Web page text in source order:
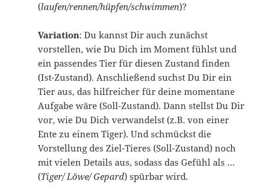
(laufen/rennen/hüpfen/schwimmen)?
Variation: Du kannst Dir auch zunächst
vorstellen, wie Du Dich im Moment fühlst und
ein passendes Tier für diesen Zustand finden
(Ist-Zustand). Anschließend suchst Du Dir ein
Tier aus, das hilfreicher für deine momentane
Aufgabe wäre (Soll-Zustand). Dann stellst Du Dir
vor, wie Du Dich verwandelst (z.B. von einer
Ente zu einem Tiger). Und schmückst die
Vorstellung des Ziel-Tieres (Soll-Zustand) noch
mit vielen Details aus, sodass das Gefühl als …
(Tiger/ Löwe/ Gepard) spürbar wird.